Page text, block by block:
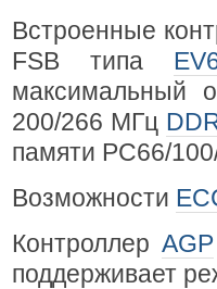
Встроенные
FSB типа
200/266 МГц
памяти PC66/
Возможности
КонтроллерAGP
поддерживает